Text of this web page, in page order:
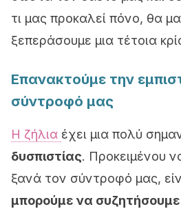
τι μας προκαλεί πόνο, θα
ξεπεράσουμε μια τέτοια
Επανακτούμε την
σύντροφό μας
Η ζήλια έχει μια πολύ
δυσπιστίας. Προκειμένου
ξανά τον σύντροφό μας,
μπορούμε να